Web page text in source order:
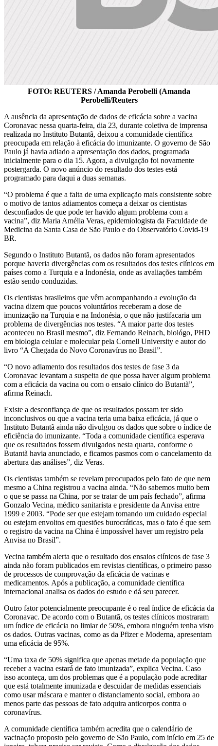
FOTO: REUTERS / Amanda Perobelli (Amanda
Perobelli/Reuters
A ausência da apresentação de dados de eficácia sobre a vacina
Coronavac nessa quarta-feira, dia 23, durante coletiva de imprensa
realizada no Instituto Butantã, deixou a comunidade científica
preocupada em relação à eficácia do imunizante. O governo de São
Paulo já havia adiado a apresentação dos dados, programada
inicialmente para o dia 15. Agora, a divulgação foi novamente
postergarda. O novo anúncio do resultado dos testes está
programado para daqui a duas semanas.
“O problema é que a falta de uma explicação mais consistente sobre
o motivo de tantos adiamentos começa a deixar os cientistas
desconfiados de que pode ter havido algum problema com a
vacina”, diz Maria Amélia Veras, epidemiologista da Faculdade de
Medicina da Santa Casa de São Paulo e do Observatório Covid-19
BR.
Segundo o Instituto Butantã, os dados não foram apresentados
porque haveria divergências com os resultados dos testes clínicos em
países como a Turquia e a Indonésia, onde as avaliações também
estão sendo conduzidas.
Os cientistas brasileiros que vêm acompanhando a evolução da
vacina dizem que poucos voluntários receberam a dose de
imunização na Turquia e na Indonésia, o que não justifacaria um
problema de divergências nos testes. “A maior parte dos testes
aconteceu no Brasil mesmo”, diz Fernando Reinach, biológo, PHD
em biologia celular e molecular pela Cornell University e autor do
livro “A Chegada do Novo Coronavírus no Brasil”.
“O novo adiamento dos resultados dos testes de fase 3 da
Coronavac levantam a suspeita de que possa haver algum problema
com a eficácia da vacina ou com o ensaio clínico do Butantã”,
afirma Reinach.
Existe a desconfiança de que os resultados possam ter sido
inconclusivos ou que a vacina teria uma baixa eficácia, já que o
Instituto Butantã ainda não divulgou os dados que sobre o índice de
eficiência do imunizante. “Toda a comunidade científica esperava
que os resultados fossem divulgados nesta quarta, conforme o
Butantã havia anunciado, e ficamos pasmos com o cancelamento da
abertura das análises”, diz Veras.
Os cientistas também se revelam preocupados pelo fato de que nem
mesmo a China registrou a vacina ainda. “Não sabemos muito bem
o que se passa na China, por se tratar de um país fechado”, afirma
Gonzalo Vecina, médico sanitarista e presidente da Anvisa entre
1999 e 2003. “Pode ser que estejam tomando um cuidado especial
ou estejam envoltos em questões burocráticas, mas o fato é que sem
o registro da vacina na China é impossível haver um registro pela
Anvisa no Brasil”.
Vecina também alerta que o resultado dos ensaios clínicos de fase 3
ainda não foram publicados em revistas científicas, o primeiro passo
de processos de comprovação da eficácia de vacinas e
medicamentos. Após a publicação, a comunidade científica
internacional analisa os dados do estudo e dá seu parecer.
Outro fator potencialmente preocupante é o real índice de eficácia da
Coronavac. De acordo com o Butantã, os testes clínicos mostraram
um índice de eficácia no limiar de 50%, embora ninguém tenha visto
os dados. Outras vacinas, como as da Pfizer e Moderna, apresentam
uma eficácia de 95%.
“Uma taxa de 50% significa que apenas metade da população que
receber a vacina estará de fato imunizada”, explica Vecina. Caso
isso aconteça, um dos problemas que é a população pode acreditar
que está totalmente imunizada e descuidar de medidas essenciais
como usar máscara e manter o distanciamento social, embora ao
menos parte das pessoas de fato adquira anticorpos contra o
coronavírus.
A comunidade científica também acredita que o calendário de
vacinação proposto pelo governo de São Paulo, com início em 25 de